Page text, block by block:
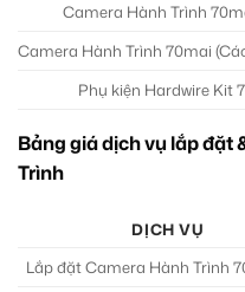
Camera Hành Trình
Camera Hành Trình 70mai
Phụ kiện Hardwire Kit
Bảng giá dịch vụ lắp đặt
Trình
DỊCH VỤ
Lắp đặt Camera Hành Trình